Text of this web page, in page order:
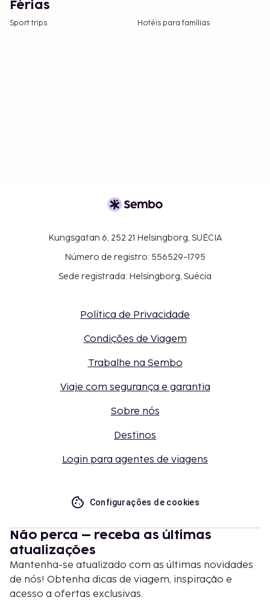
Férias
Sport trips Hotéis para famílias
Kungsgatan 6, 252 21 Helsingborg, SUÉCIA
Número de registro: 556529-1795
Sede registrada: Helsingborg, Suécia
Política de Privacidade
Condições de Viagem
Trabalhe na Sembo
Viaje com segurança e garantia
Sobre nós
Destinos
Login para agentes de viagens
Configurações de cookies
Não perca – receba as últimas
atualizações
Mantenha-se atualizado com as últimas novidades
de nós! Obtenha dicas de viagem, inspiração e
acesso a ofertas exclusivas.